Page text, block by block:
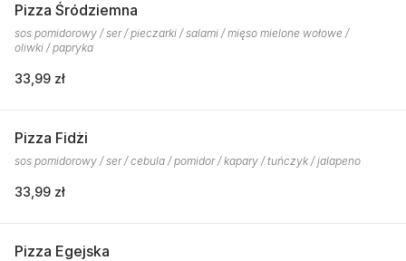
Pizza Śródziemna
sos pomidorowy / ser / pieczarki / salami / mięso mielone wołowe /
oliwki / papryka
33,99 zł
Pizza Fidżi
sos pomidorowy / ser / cebula / pomidor / kapary / tuńczyk / jalapeno
33,99 zł
Pizza Egejska